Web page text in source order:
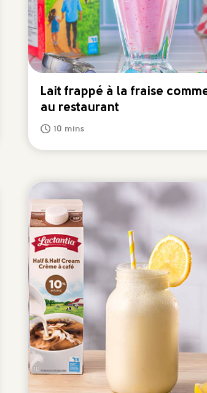
Lait frappé à la fraise
au restaurant
10 mins